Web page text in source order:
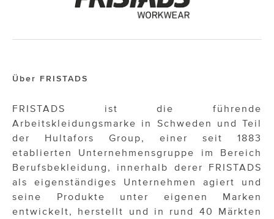
Über FRISTADS
FRISTADS ist die führende
Arbeitskleidungsmarke in Schweden und Teil
der Hultafors Group, einer seit 1883
etablierten Unternehmensgruppe im Bereich
Berufsbekleidung, innerhalb derer FRISTADS
als eigenständiges Unternehmen agiert und
seine Produkte unter eigenen Marken
entwickelt, herstellt und in rund 40 Märkten